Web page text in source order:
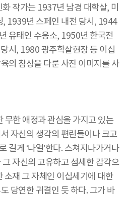
작가는 1937년 남경 대학살, 미
, 1939년 스페인 내전 당시, 1944
유태인 수용소, 1950년 한국전
시, 1980 광주학살현장 등 이십
의 참상을 다룬 사진 이미지를 사
무한 애정과 관심을 가지고 있는
자신의 생각의 편린들이나 크고
길게 ‘나열’한다. 스쳐지나가거나
자신의 고유하고 섬세한 감각으
소재 그 자체인 이십세기에 대한
당연한 귀결인 듯 하다. 그가 바